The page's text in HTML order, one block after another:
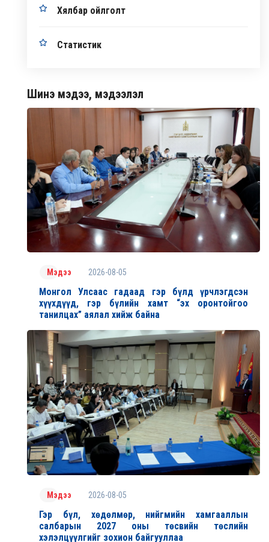
Хялбар ойлголт
Статистик
Шинэ мэдээ, мэдээлэл
Мэдээ 2026-08-05
Монгол Улсаас гадаад гэр бүлд үрчлэгдсэн
хүүхдүүд, гэр бүлийн хамт “эх оронтойгоо
танилцах” аялал хийж байна
Мэдээ 2026-08-05
Гэр бүл, хөдөлмөр, нийгмийн хамгааллын
салбарын 2027 оны төсвийн төслийн
хэлэлцүүлгийг зохион байгууллаа